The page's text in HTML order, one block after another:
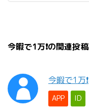
今暇で1万❗️の関連投稿
今暇で1万❗️
APP ID